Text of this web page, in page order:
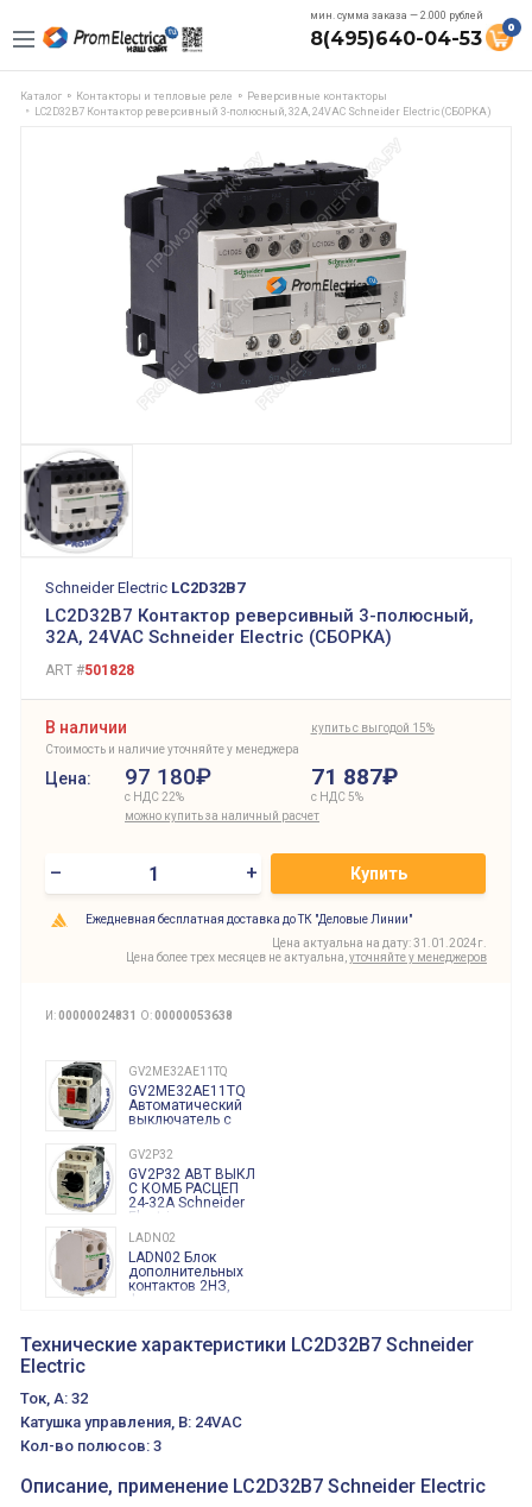
мин. сумма заказа — 2.000 рублей
8(495)640-04-53 0
Каталог Контакторы и тепловые реле
Реверсивные контакторы
LC2D32B7 Контактор реверсивный 3-полюсный, 32А, 24VAC Schneider Electric (СБОРКА)
Schneider Electric LC2D32B7
LC2D32B7 Контактор реверсивный 3-полюсный,
32А, 24VAC Schneider Electric (СБОРКА)
ART #501828
В наличии
Стоимость и наличие уточняйте у менеджера
Цена: 97 180₽
с НДС 22%
можно купить за наличный расчет
71 887₽
с НДС 5%
купить с выгодой 15%
– + Купить
Ежедневная бесплатная доставка до ТК "Деловые Линии"
Цена актуальна на дату: 31.01.2024г.
Цена более трех месяцев не актуальна, уточняйте у менеджеров
И:00000024831 О:00000053638
GV2ME32AE11TQ
GV2ME32AE11TQ
Автоматический
выключатель с
НО+НЗ, 24-32
Ампер, 15 кВатт,
Schneider Electric
GV2P32
GV2P32 АВТ ВЫКЛ
С КОМБ РАСЦЕП
24-32А Schneider
Electric
LADN02
LADN02 Блок
дополнительных
контактов 2НЗ,
фронт монтаж,
LADN11
дополнительный
крепление с
помощью
винтовых
Schneider Electric
LADN13 ДОП КОНТ
БЛОК 1НО+3НЗ
ФРМОНТВИНТ
LADN22 аналог LA1DN22
Технические характеристики LC2D32B7 Schneider
Electric
Ток, А: 32
Катушка управления, В: 24VAC
Кол-во полюсов: 3
Описание, применение LC2D32B7 Schneider Electric